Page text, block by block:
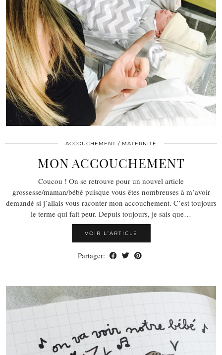
ACCOUCHEMENT / MATERNITÉ
MON ACCOUCHEMENT
Coucou ! On se retrouve pour un nouvel article
grossesse/maman/bébé puisque vous êtes nombreuses à m’avoir
demandé si j’allais vous raconter mon accouchement. C’est toujours
le terme qui fait peur. Depuis toujours, je sais que…
VOIR L’ARTICLE
Partager: